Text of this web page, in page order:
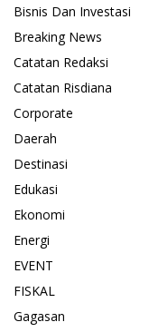
Bisnis Dan Investasi
Breaking News
Catatan Redaksi
Catatan Risdiana
Corporate
Daerah
Destinasi
Edukasi
Ekonomi
Energi
EVENT
FISKAL
Gagasan